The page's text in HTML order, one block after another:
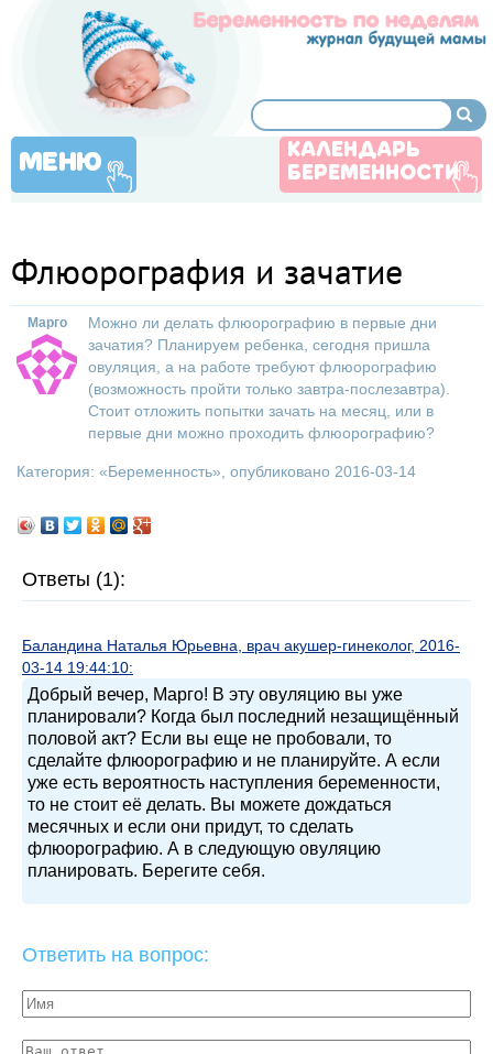
МЕНЮ
КАЛЕНДАРЬ
БЕРЕМЕННОСТИ
Флюорография и зачатие
Марго
Можно ли делать флюорографию в первые дни
зачатия? Планируем ребенка, сегодня пришла
овуляция, а на работе требуют флюорографию
(возможность пройти только завтра-послезавтра).
Стоит отложить попытки зачать на месяц, или в
первые дни можно проходить флюорографию?
Категория: «Беременность», опубликовано 2016-03-14
Ответы (1):
Баландина Наталья Юрьевна, врач акушер-гинеколог, 2016-
03-14 19:44:10:
Добрый вечер, Марго! В эту овуляцию вы уже
планировали? Когда был последний незащищённый
половой акт? Если вы еще не пробовали, то
сделайте флюорографию и не планируйте. А если
уже есть вероятность наступления беременности,
то не стоит её делать. Вы можете дождаться
месячных и если они придут, то сделать
флюорографию. А в следующую овуляцию
планировать. Берегите себя.
Ответить на вопрос: